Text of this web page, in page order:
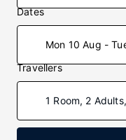
Dates
Mon 10 Aug -
Travellers
1 Room, 2